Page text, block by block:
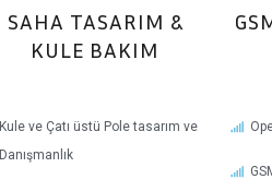
SAHA TASARIM &
KULE BAKIM
Kule ve Çatı üstü Pole tasarım ve
Danışmanlık